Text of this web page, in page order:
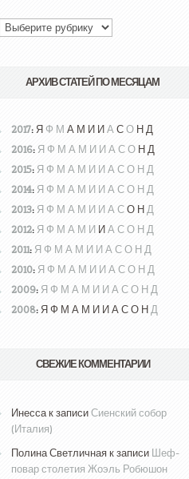
АРХИВ СТАТЕЙ ПО МЕСЯЦАМ
2017:ЯФ М А М И ИАСО НД
2016: Я Ф М А М И И АСО НД
2015: Я Ф М А М И ИАСО НД
2014: Я Ф М А М И ИАСО НД
2013: Я Ф М А М И ИАСО НД
2012: Я Ф М А М И ИАСО НД
2011: Я Ф М А М И ИАСО НД
2010: Я Ф М А М И И АСО НД
2009: Я Ф М А М И ИАСО НД
2008:ЯФ М А М И ИАСО НД
СВЕЖИЕ КОММЕНТАРИИ
Инесса к записиСиенский собор
(Италия)
Полина Светличная к записи Шеф-
повар столетия Жоэль Робюшон